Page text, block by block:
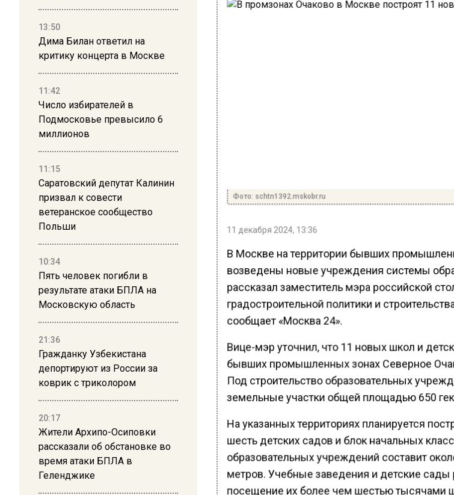
13:50
Дима Билан ответил на
критику концерта в Москве
11:42
Число избирателей в
Подмосковье превысило 6
миллионов
11:15
Саратовский депутат Калинин
призвал к совести
ветеранское сообщество
Польши
10:34
Пять человек погибли в
результате атаки БПЛА на
Московскую область
21:36
Гражданку Узбекистана
депортируют из России за
коврик с триколором
20:17
Жители Архипо-Осиповки
рассказали об обстановке во
время атаки БПЛА в
Геленджике
Фото: schtn1392.mskobr.ru
11 декабря 2024, 13:36
В Москве на территории бывших
возведены новые учреждения системы
рассказал заместитель мэра российской
градостроительной политики и
сообщает «Москва 24».
Вице-мэр уточнил, что 11 новых школ и
бывших промышленных зонах Северное
Под строительство образовательных
земельные участки общей площадью 650
На указанных территориях планируется
шесть детских садов и блок начальных
образовательных учреждений составит
метров. Учебные заведения и детские сады
посещение их более чем шестью тысячами